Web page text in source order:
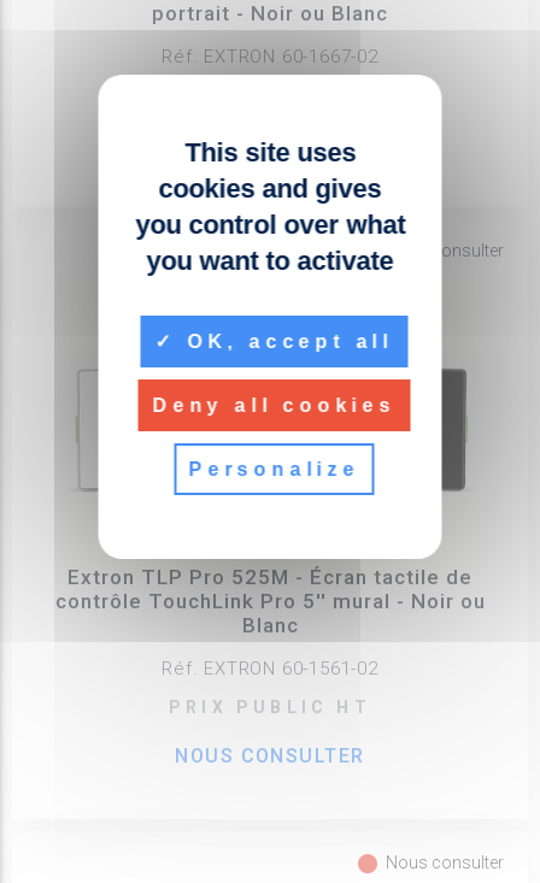
portrait - Noir ou Blanc
Réf. EXTRON 60-1667-02
NOUS CONSULTER
fiber_manual_record Nous consulter
Extron TLP Pro 525M - Écran tactile de
contrôle TouchLink Pro 5'' mural - Noir ou
Blanc
Réf. EXTRON 60-1561-02
PRIX PUBLIC HT
NOUS CONSULTER
fiber_manual_record Nous consulter
This site uses
cookies and gives
you control over what
you want to activate
OK, accept all
Deny all cookies
Personalize